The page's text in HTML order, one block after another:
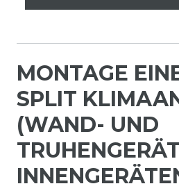
MONTAGE
SPLIT
(WAND- UND